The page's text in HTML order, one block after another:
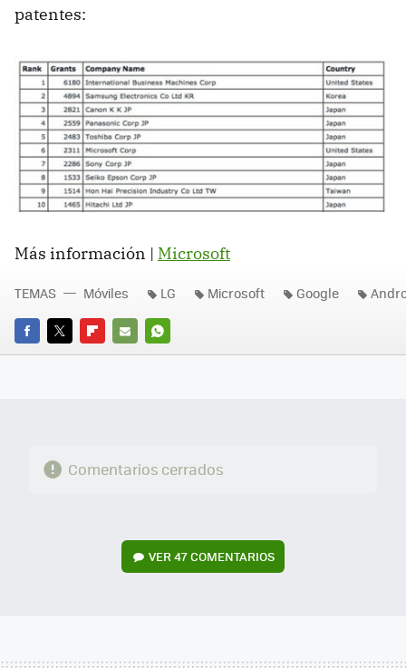
patentes:
Más información | Microsoft
FACEBOOK
TWITTERFLIPBOARD
E-
WHATSAPP
TEMAS Móviles LG Microsoft Google
Comentarios cerrados
VER47 COMENTARIOS